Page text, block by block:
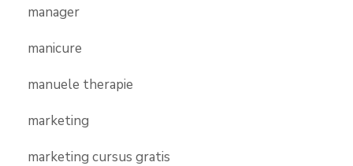
manager
manicure
manuele therapie
marketing
marketing cursus gratis